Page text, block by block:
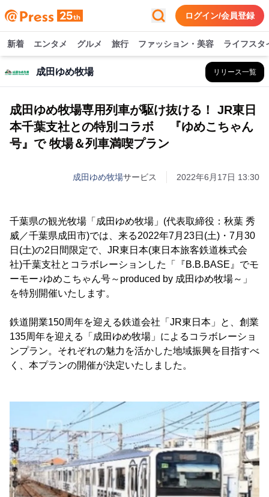
ログイン/会員登録
新着 エンタメ グルメ 旅行 ファッション・美容 ライフスタ
成田ゆめ牧場 リリース一覧
成田ゆめ牧場専用列車が駆け抜ける！ JR東日
本千葉支社との特別コラボ 『ゆめこちゃん
号』で 牧場＆列車満喫プラン
成田ゆめ牧場サービス 2022年6月17日 13:30
千葉県の観光牧場「成田ゆめ牧場」(代表取締役：秋葉 秀
威／千葉県成田市)では、来る2022年7月23日(土)・7月30
日(土)の2日間限定で、JR東日本(東日本旅客鉄道株式会
社)千葉支社とコラボレーションした「『B.B.BASE』でモ
ーモー♪ゆめこちゃん号～produced by 成田ゆめ牧場～」
を特別開催いたします。
鉄道開業150周年を迎える鉄道会社「JR東日本」と、創業
135周年を迎える「成田ゆめ牧場」によるコラボレーショ
ンプラン。それぞれの魅力を活かした地域振興を目指すべ
く、本プランの開催が決定いたしました。